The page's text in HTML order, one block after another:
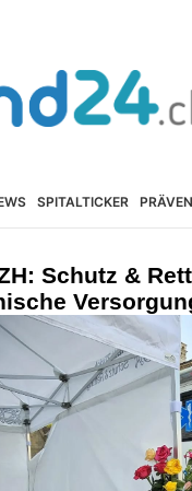
SPITALTICKER
Schutz &